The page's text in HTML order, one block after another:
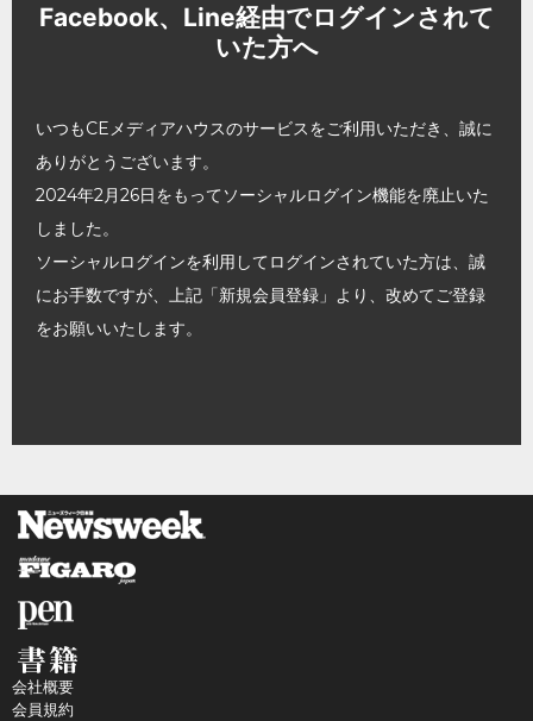
Facebook、Line経由でログインされて
いた方へ
いつもCEメディアハウスのサービスをご利用いただき、誠に
ありがとうございます。
2024年2月26日をもってソーシャルログイン機能を廃止いた
しました。
ソーシャルログインを利用してログインされていた方は、誠
にお手数ですが、上記「新規会員登録」より、改めてご登録
をお願いいたします。
会社概要
会員規約